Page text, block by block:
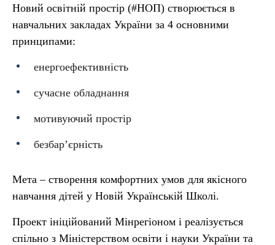
Новий освітній простір (#НОП) створюється в
навчальних закладах України за 4 основними
принципами:
енергоефективність
сучасне обладнання
мотивуючий простір
безбар’єрність
Мета – створення комфортних умов для якісного
навчання дітей у Новій Українській Школі.
Проект ініційований Мінрегіоном і реалізується
спільно з Міністерством освіти і науки України та